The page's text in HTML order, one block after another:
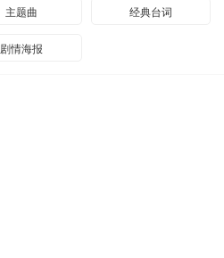
主题曲 经典台词
剧情海报